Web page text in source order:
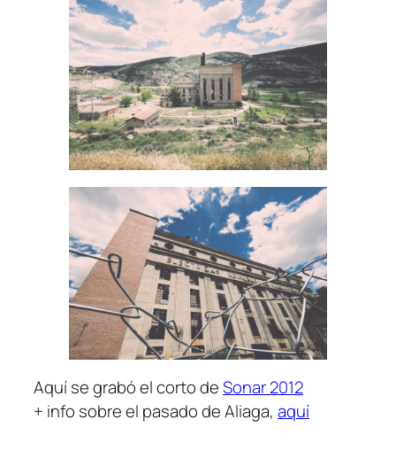
Aquí se grabó el corto deSonar 2012
+ info sobre el pasado de Aliaga, aquí